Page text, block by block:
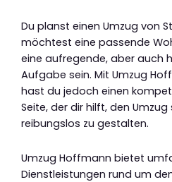
Du planst einen Umzug von
möchtest eine passende
eine aufregende, aber auch
Aufgabe sein. Mit Umzug
hast du jedoch einen
Seite, der dir hilft, den
reibungslos zu gestalten.
Umzug Hoffmann bietet
Dienstleistungen rund um